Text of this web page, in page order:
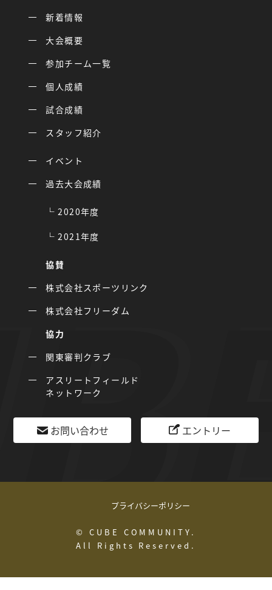
新着情報
大会概要
参加チーム一覧
個人成績
試合成績
スタッフ紹介
イベント
過去大会成績
2020年度
2021年度
協賛
株式会社スポーツリンク
株式会社フリーダム
協力
関東審判クラブ
アスリートフィールド
ネットワーク
お問い合わせ エントリー
プライバシーポリシー
© CUBE COMMUNITY.
All Rights Reserved.